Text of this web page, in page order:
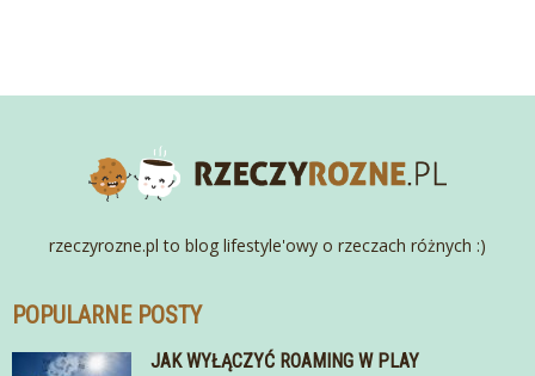
rzeczyrozne.pl to blog lifestyle'owy o rzeczach różnych :)
POPULARNE POSTY
JAK WYŁĄCZYĆ ROAMING W PLAY